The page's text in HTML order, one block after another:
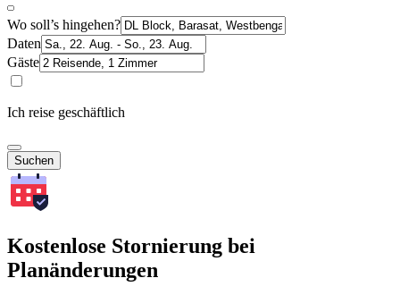
Wo soll’s hingehen?
Daten
Gäste
Ich reise geschäftlich
Suchen
Kostenlose Stornierung bei
Planänderungen